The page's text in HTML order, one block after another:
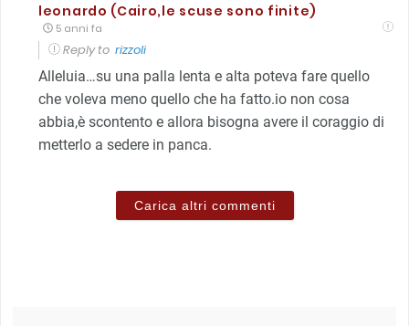
leonardo (Cairo,le scuse sono finite)
5 anni fa
Reply to rizzoli
Alleluia…su una palla lenta e alta poteva fare quello
che voleva meno quello che ha fatto.io non cosa
abbia,è scontento e allora bisogna avere il coraggio di
metterlo a sedere in panca.
Carica altri commenti